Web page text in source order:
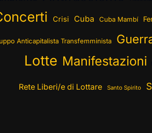
Crisi Cuba Cuba Mambí
Anticapitalista Transfemminista
Lotte Manifestazioni
Rete Liberi/e di Lottare Santo Spirito